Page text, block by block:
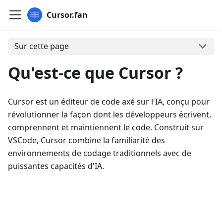
Cursor.fan
Sur cette page
Qu'est-ce que Cursor ?
Cursor est un éditeur de code axé sur l'IA, conçu pour
révolutionner la façon dont les développeurs écrivent,
comprennent et maintiennent le code. Construit sur
VSCode, Cursor combine la familiarité des
environnements de codage traditionnels avec de
puissantes capacités d'IA.